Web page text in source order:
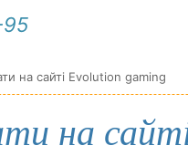
на сайті Evolution gaming
на